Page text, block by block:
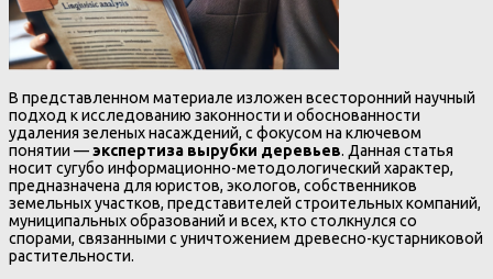
В представленном материале изложен всесторонний научный
подход к исследованию законности и обоснованности
удаления зеленых насаждений, с фокусом на ключевом
понятии —экспертиза вырубки деревьев. Данная статья
носит сугубо информационно-методологический характер,
предназначена для юристов, экологов, собственников
земельных участков, представителей строительных компаний,
муниципальных образований и всех, кто столкнулся со
спорами, связанными с уничтожением древесно-кустарниковой
растительности.